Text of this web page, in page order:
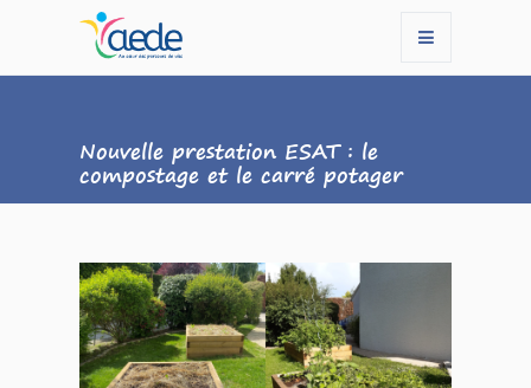
Nouvelle prestation ESAT : le
compostage et le carré potager